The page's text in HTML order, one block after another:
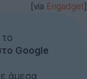
[via Engadget]
Google
άμεσα